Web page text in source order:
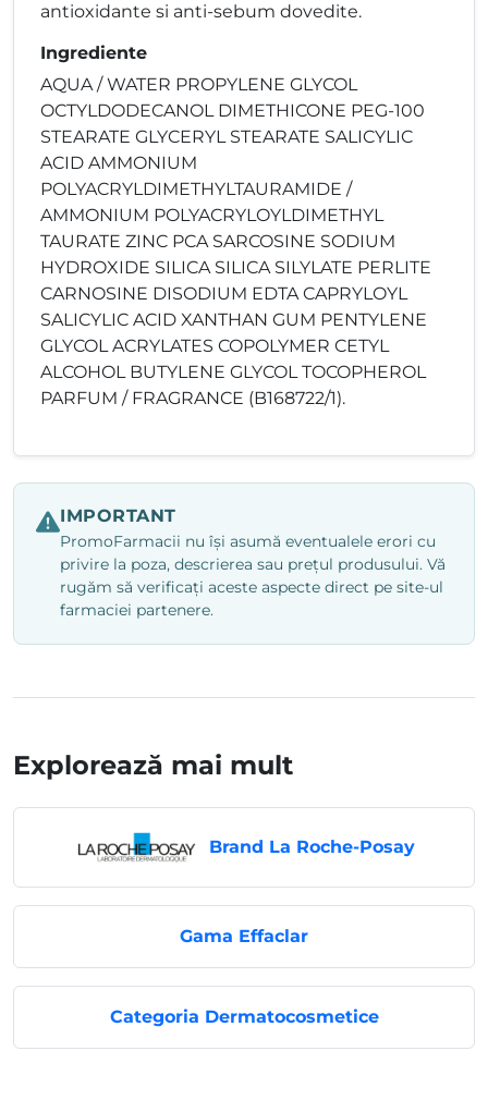
antioxidante si anti-sebum dovedite.
Ingrediente
AQUA / WATER PROPYLENE GLYCOL
OCTYLDODECANOL DIMETHICONE PEG-100
STEARATE GLYCERYL STEARATE SALICYLIC
ACID AMMONIUM
POLYACRYLDIMETHYLTAURAMIDE /
AMMONIUM POLYACRYLOYLDIMETHYL
TAURATE ZINC PCA SARCOSINE SODIUM
HYDROXIDE SILICA SILICA SILYLATE PERLITE
CARNOSINE DISODIUM EDTA CAPRYLOYL
SALICYLIC ACID XANTHAN GUM PENTYLENE
GLYCOL ACRYLATES COPOLYMER CETYL
ALCOHOL BUTYLENE GLYCOL TOCOPHEROL
PARFUM / FRAGRANCE (B168722/1).
IMPORTANT
PromoFarmacii nu își asumă eventualele erori cu
privire la poza, descrierea sau prețul produsului. Vă
rugăm să verificați aceste aspecte direct pe site-ul
farmaciei partenere.
Explorează mai mult
Brand La Roche-Posay
Gama Effaclar
Categoria Dermatocosmetice